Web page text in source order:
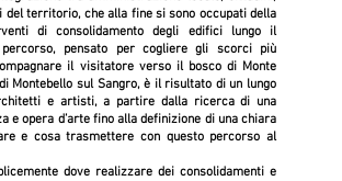
territorio, che alla fine si sono occupati della
di consolidamento degli edifici lungo il
pensato per cogliere gli scorci più
il visitatore verso il bosco di Monte
Montebello sul Sangro, è il risultato di un lungo
e artisti, a partire dalla ricerca di una
e opera d’arte fino alla definizione di una chiara
e cosa trasmettere con questo percorso al
dove realizzare dei consolidamenti e